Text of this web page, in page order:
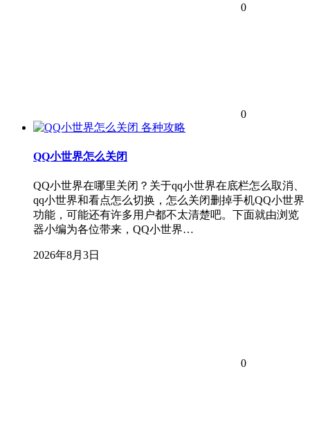
0
0
各种攻略
QQ小世界怎么关闭
QQ小世界在哪里关闭？关于qq小世界在底栏怎么取消、
qq小世界和看点怎么切换，怎么关闭删掉手机QQ小世界
功能，可能还有许多用户都不太清楚吧。下面就由浏览
器小编为各位带来，QQ小世界…
2026年8月3日
0